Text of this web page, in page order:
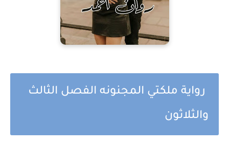
رواية ملكتي المجنونه الفصل الثالث
والثلاثون